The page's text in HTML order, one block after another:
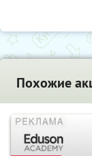
Похожие